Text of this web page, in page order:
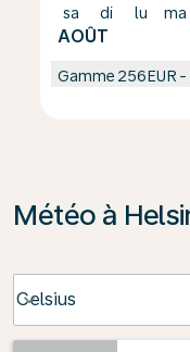
sa
AOÛT
di lu ma
Gamme 256EUR -
Météo à
Celsius
keyboard_arrow_down